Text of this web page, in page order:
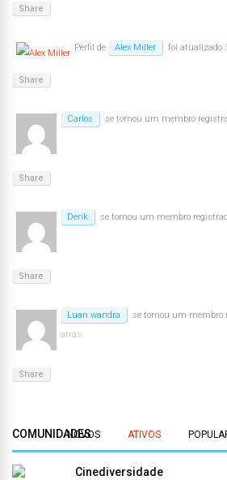
Share
Perfil de Alex Miller foi atualizado
Share
Carlos se tornou um membro
Share
Derik se tornou um membro
Share
Luan wandra se tornou um membro
atrás
Share
COMUNIDADES
NOVOS ATIVOS
Cinediversidade